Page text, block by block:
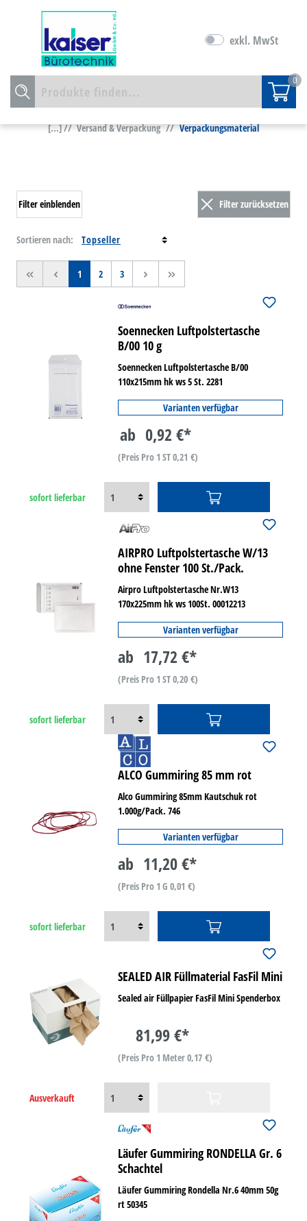
exkl. MwSt
0
[...] //Versand & Verpackung // Verpackungsmaterial
Filter einblenden Filter zurücksetzen
Sortieren nach:
<< < 1 2 3 > >>
Soennecken Luftpolstertasche
B/00 10 g
Soennecken Luftpolstertasche B/00
110x215mm hk ws 5 St. 2281
Varianten verfügbar
ab 0,92 €*
(Preis Pro 1 ST 0,21 €)
sofort lieferbar
AIRPRO Luftpolstertasche W/13
ohne Fenster 100 St./Pack.
Airpro Luftpolstertasche Nr.W13
170x225mm hk ws 100St. 00012213
Varianten verfügbar
ab 17,72 €*
(Preis Pro 1 ST 0,20 €)
sofort lieferbar
ALCO Gummiring 85 mm rot
Alco Gummiring 85mm Kautschuk rot
1.000g/Pack. 746
Varianten verfügbar
ab 11,20 €*
(Preis Pro 1 G 0,01 €)
sofort lieferbar
SEALED AIR Füllmaterial FasFil Mini
Sealed air Füllpapier FasFil Mini Spenderbox
81,99 €*
(Preis Pro 1 Meter 0,17 €)
Ausverkauft
Läufer Gummiring RONDELLA Gr. 6
Schachtel
Läufer Gummiring Rondella Nr.6 40mm 50g
rt 50345